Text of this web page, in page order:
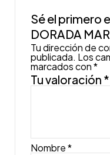
Sé el primero
DORADA
Tu dirección de
publicada. Los
marcados con*
Tu valoración *
Nombre*